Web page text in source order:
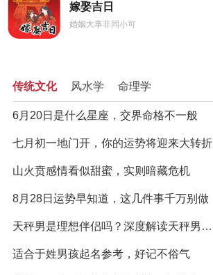
嫁娶吉日
婚姻大事非同小可
传统文化 风水学 命理学
6月20日是什么星座，交界命格不一般
七月初一地门开，你的运势将迎来大转折
山火贲感情看似甜蜜，实则暗藏危机
8月28日运势早知道，这几件事千万别做
天秤男是理想伴侣吗？深度解读天秤男生性格特点
适合于姓男孩起名参考，好记不俗气